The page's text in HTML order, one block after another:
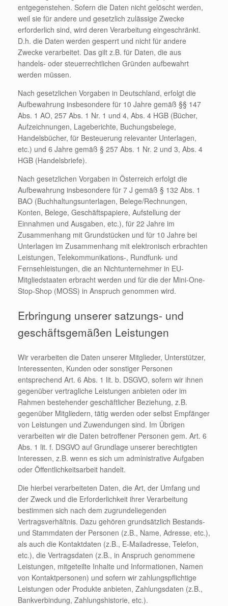
entgegenstehen. Sofern die Daten nicht gelöscht werden,
weil sie für andere und gesetzlich zulässige Zwecke
erforderlich sind, wird deren Verarbeitung eingeschränkt.
D.h. die Daten werden gesperrt und nicht für andere
Zwecke verarbeitet. Das gilt z.B. für Daten, die aus
handels- oder steuerrechtlichen Gründen aufbewahrt
werden müssen.
Nach gesetzlichen Vorgaben in Deutschland, erfolgt die
Aufbewahrung insbesondere für 10 Jahre gemäß §§ 147
Abs. 1 AO, 257 Abs. 1 Nr. 1 und 4, Abs. 4 HGB (Bücher,
Aufzeichnungen, Lageberichte, Buchungsbelege,
Handelsbücher, für Besteuerung relevanter Unterlagen,
etc.) und 6 Jahre gemäß § 257 Abs. 1 Nr. 2 und 3, Abs. 4
HGB (Handelsbriefe).
Nach gesetzlichen Vorgaben in Österreich erfolgt die
Aufbewahrung insbesondere für 7 J gemäß § 132 Abs. 1
BAO (Buchhaltungsunterlagen, Belege/Rechnungen,
Konten, Belege, Geschäftspapiere, Aufstellung der
Einnahmen und Ausgaben, etc.), für 22 Jahre im
Zusammenhang mit Grundstücken und für 10 Jahre bei
Unterlagen im Zusammenhang mit elektronisch erbrachten
Leistungen, Telekommunikations-, Rundfunk- und
Fernsehleistungen, die an Nichtunternehmer in EU-
Mitgliedstaaten erbracht werden und für die der Mini-One-
Stop-Shop (MOSS) in Anspruch genommen wird.
Erbringung unserer satzungs- und
geschäftsgemäßen Leistungen
Wir verarbeiten die Daten unserer Mitglieder, Unterstützer,
Interessenten, Kunden oder sonstiger Personen
entsprechend Art. 6 Abs. 1 lit. b. DSGVO, sofern wir ihnen
gegenüber vertragliche Leistungen anbieten oder im
Rahmen bestehender geschäftlicher Beziehung, z.B.
gegenüber Mitgliedern, tätig werden oder selbst Empfänger
von Leistungen und Zuwendungen sind. Im Übrigen
verarbeiten wir die Daten betroffener Personen gem. Art. 6
Abs. 1 lit. f. DSGVO auf Grundlage unserer berechtigten
Interessen, z.B. wenn es sich um administrative Aufgaben
oder Öffentlichkeitsarbeit handelt.
Die hierbei verarbeiteten Daten, die Art, der Umfang und
der Zweck und die Erforderlichkeit ihrer Verarbeitung
bestimmen sich nach dem zugrundeliegenden
Vertragsverhältnis. Dazu gehören grundsätzlich Bestands-
und Stammdaten der Personen (z.B., Name, Adresse, etc.),
als auch die Kontaktdaten (z.B., E-Mailadresse, Telefon,
etc.), die Vertragsdaten (z.B., in Anspruch genommene
Leistungen, mitgeteilte Inhalte und Informationen, Namen
von Kontaktpersonen) und sofern wir zahlungspflichtige
Leistungen oder Produkte anbieten, Zahlungsdaten (z.B.,
Bankverbindung, Zahlungshistorie, etc.).